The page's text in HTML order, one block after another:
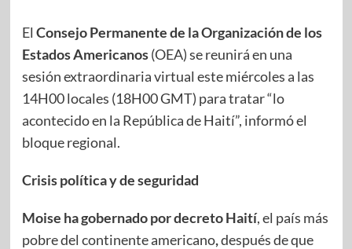
El Consejo Permanente de la Organización de los
Estados Americanos(OEA) se reunirá en una
sesión extraordinaria virtual este miércoles a las
14H00 locales (18H00 GMT) para tratar “lo
acontecido en la República de Haití”, informó el
bloque regional.
Crisis política y de seguridad
Moise ha gobernado por decreto Haití, el país más
pobre del continente americano,después de que